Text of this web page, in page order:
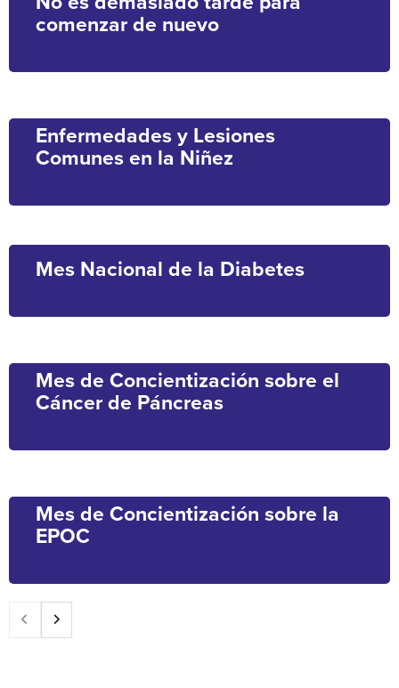
comenzar de nuevo
Enfermedades y Lesiones
Comunes en la Niñez
Mes Nacional de la Diabetes
Mes de Concientización sobre el
Cáncer de Páncreas
Mes de Concientización sobre la
EPOC